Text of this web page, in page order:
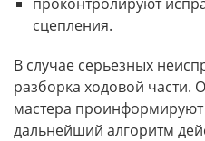
сцепления.
В случае серьезных
разборка ходовой части.
мастера проинформируют
дальнейший алгоритм